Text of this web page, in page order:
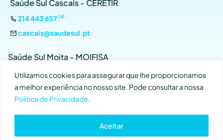
Utilizamos cookies para assegurar que lhe proporcionamos
a melhor experiência no nosso site. Pode consultar a nossa
Política de Privacidade
Aceitar
Saúde Sul Cascais - CERETIR
214 443 657(a)
cascais@saudesul.pt
Saúde Sul Moita - MOIFISA
212 899 134
moita@saudesul.pt
Saúde Sul– Todos os direitos reservados